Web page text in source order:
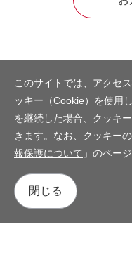
このサイトでは、アクセ
ッキー（Cookie）を使用
を継続した場合、クッキ
きます。なお、クッキー
報保護について 」のペー
閉じる